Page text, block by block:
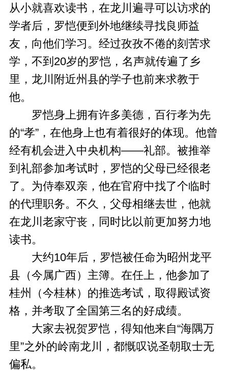
从小就喜欢读书，在龙川遍寻可以访求的
学者后，罗恺便到外地继续寻找良师益
友，向他们学习。经过孜孜不倦的刻苦求
学，不到20岁的罗恺，名声就传遍了乡
里，龙川附近州县的学子也前来求教于
他。
罗恺身上拥有许多美德，百行孝为先
的“孝”，在他身上也有着很好的体现。他曾
经有机会进入中央机构——礼部。被推举
到礼部参加考试时，罗恺的父母已经很老
了。为侍奉双亲，他在官府中找了个临时
的代理职务。不久，父母相继去世，他就
在龙川老家守丧，同时比以前更加努力地
读书。
大约10年后，罗恺被任命为昭州龙平
县（今属广西）主簿。在任上，他参加了
桂州（今桂林）的推选考试，取得殿试资
格，并考取了全国第三名的好成绩。
大家去祝贺罗恺，得知他来自“海隅万
里”之外的岭南龙川，都慨叹说圣朝取士无
偏私。